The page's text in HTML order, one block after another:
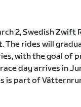
2, Swedish Zwift
rides will
with the goal of
day arrives in
is part of